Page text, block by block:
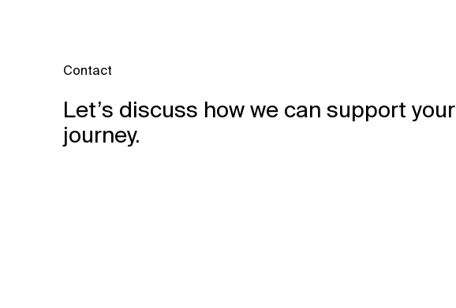
Contact
Let’s discuss how we can support your
journey.